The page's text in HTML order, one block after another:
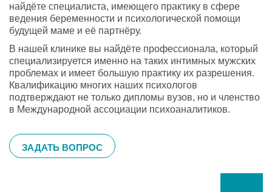
найдёте специалиста, имеющего практику в сфере
ведения беременности и психологической помощи
будущей маме и её партнёру.
В нашей клинике вы найдёте профессионала, который
специализируется именно на таких интимных мужских
проблемах и имеет большую практику их разрешения.
Квалификацию многих наших психологов
подтверждают не только дипломы вузов, но и членство
в Международной ассоциации психоаналитиков.
ЗАДАТЬ ВОПРОС